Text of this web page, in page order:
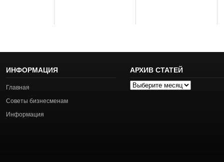
ИНФОРМАЦИЯ
Главная
Советы бизнесменам
Информация
АРХИВ СТАТЕЙ
Архив